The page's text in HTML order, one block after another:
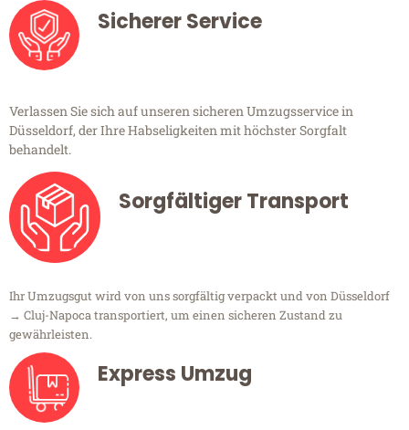
Sicherer Service
Verlassen Sie sich auf unseren sicheren Umzugsservice in
Düsseldorf, der Ihre Habseligkeiten mit höchster Sorgfalt
behandelt.
Sorgfältiger Transport
Ihr Umzugsgut wird von uns sorgfältig verpackt und von Düsseldorf
→ Cluj-Napoca transportiert, um einen sicheren Zustand zu
gewährleisten.
Express Umzug